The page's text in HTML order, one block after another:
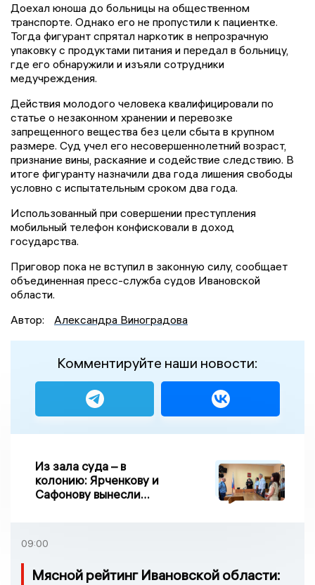
Доехал юноша до больницы на общественном
транспорте. Однако его не пропустили к пациентке.
Тогда фигурант спрятал наркотик в непрозрачную
упаковку с продуктами питания и передал в больницу,
где его обнаружили и изъяли сотрудники
медучреждения.
Действия молодого человека квалифицировали по
статье о незаконном хранении и перевозке
запрещенного вещества без цели сбыта в крупном
размере. Суд учел его несовершеннолетний возраст,
признание вины, раскаяние и содействие следствию. В
итоге фигуранту назначили два года лишения свободы
условно с испытательным сроком два года.
Использованный при совершении преступления
мобильный телефон конфисковали в доход
государства.
Приговор пока не вступил в законную силу, сообщает
объединенная пресс-служба судов Ивановской
области.
Автор:
Александра Виноградова
Комментируйте наши новости:
Из зала суда – в
колонию: Ярченкову и
Сафонову вынесли
09:00
Мясной рейтинг Ивановской области: